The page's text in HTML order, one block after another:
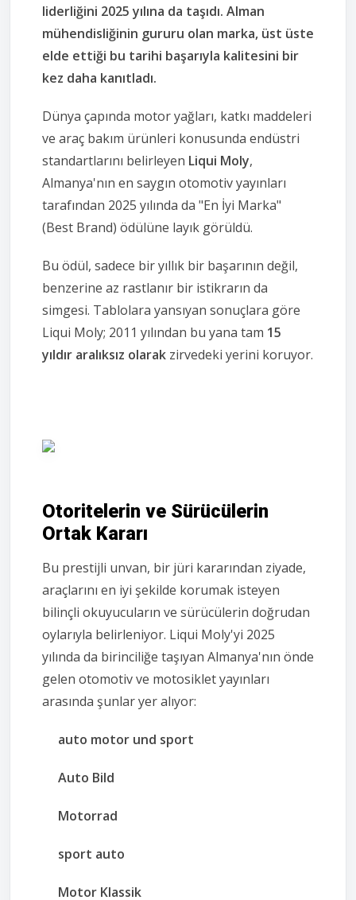
liderliğini 2025 yılına da taşıdı. Alman
mühendisliğinin gururu olan marka, üst üste
elde ettiği bu tarihi başarıyla kalitesini bir
kez daha kanıtladı.
Dünya çapında motor yağları, katkı maddeleri
ve araç bakım ürünleri konusunda endüstri
standartlarını belirleyen Liqui Moly,
Almanya'nın en saygın otomotiv yayınları
tarafından 2025 yılında da "En İyi Marka"
(Best Brand) ödülüne layık görüldü.
Bu ödül, sadece bir yıllık bir başarının değil,
benzerine az rastlanır bir istikrarın da
simgesi. Tablolara yansıyan sonuçlara göre
Liqui Moly; 2011 yılından bu yana tam 15
yıldır aralıksız olarak zirvedeki yerini koruyor.
Otoritelerin ve Sürücülerin
Ortak Kararı
Bu prestijli unvan, bir jüri kararından ziyade,
araçlarını en iyi şekilde korumak isteyen
bilinçli okuyucuların ve sürücülerin doğrudan
oylarıyla belirleniyor. Liqui Moly'yi 2025
yılında da birinciliğe taşıyan Almanya'nın önde
gelen otomotiv ve motosiklet yayınları
arasında şunlar yer alıyor:
auto motor und sport
Auto Bild
Motorrad
sport auto
Motor Klassik